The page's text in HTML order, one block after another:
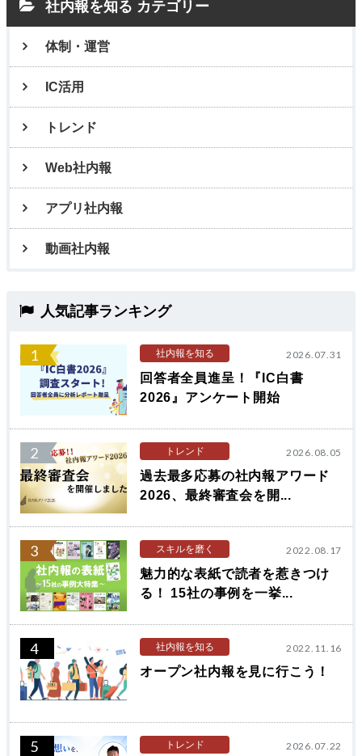
社内報を知る カテゴリー
体制・運営
IC活用
トレンド
Web社内報
アプリ社内報
動画社内報
人気記事ランキング
1 社内報を知る 2026.07.31
回答者全員進呈！『IC白書
2026』アンケート開始
2 トレンド 2026.08.05
過去最多応募の社内報アワード
2026、最終審査会を開...
3 スキルを磨く 2022.08.17
魅力的な表紙で読者を惹きつけ
る！ 15社の事例を一挙...
4 社内報を知る 2022.11.16
オープン社内報を見に行こう！
5 トレンド 2026.07.22